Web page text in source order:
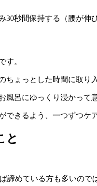
30秒間保持する（腰が
す。
ょっとした時間に取り
呂にゆっくり浸かって
できるよう、一つずつケ
と
諦めている方も多いので